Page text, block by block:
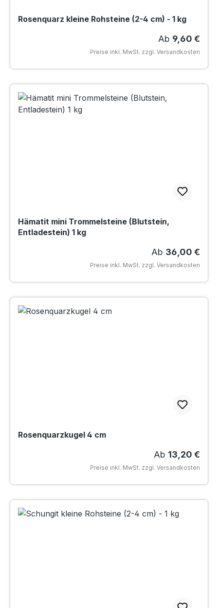
Rosenquarz kleine Rohsteine (2-4 cm) - 1 kg
Regulärer
Ab 9,60 €
Preise inkl. MwSt. zzgl. Versandkosten
Hämatit mini Trommelsteine (Blutstein,
Entladestein) 1 kg
Regulärer
Ab 36,00 €
Preise inkl. MwSt. zzgl. Versandkosten
Rosenquarzkugel 4 cm
Regulärer
Ab 13,20 €
Preise inkl. MwSt. zzgl. Versandkosten